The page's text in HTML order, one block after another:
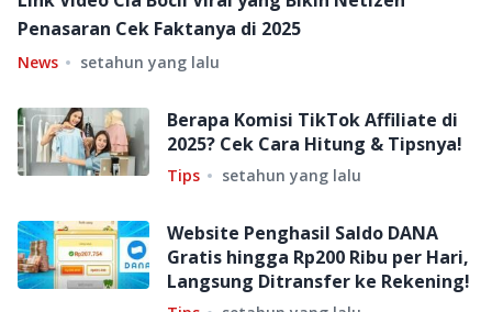
Penasaran Cek Faktanya di 2025
News setahun yang lalu
Berapa Komisi TikTok Affiliate di
2025? Cek Cara Hitung & Tipsnya!
Tips setahun yang lalu
Website Penghasil Saldo DANA
Gratis hingga Rp200 Ribu per Hari,
Langsung Ditransfer ke Rekening!